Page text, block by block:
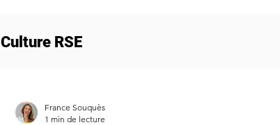
Culture RSE
Formations
France Souquès
1 min de lecture